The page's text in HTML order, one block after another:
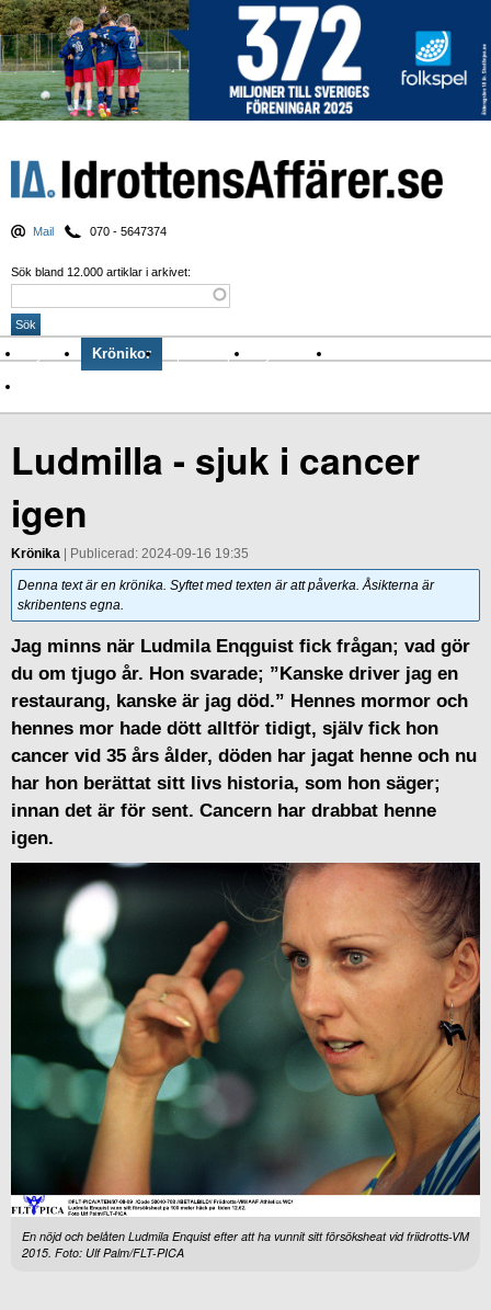
Mail 070 - 5647374
Sök bland 12.000 artiklar i arkivet:
Nyheter Krönikor Sport & spel Nyhetsbrev
Ludmilla - sjuk i cancer
igen
Krönika | Publicerad: 2024-09-16 19:35
Denna text är en krönika. Syftet med texten är att påverka. Åsikterna är
skribentens egna.
Jag minns när Ludmila Enqguist fick frågan; vad gör
du om tjugo år. Hon svarade; ”Kanske driver jag en
restaurang, kanske är jag död.” Hennes mormor och
hennes mor hade dött alltför tidigt, själv fick hon
cancer vid 35 års ålder, döden har jagat henne och nu
har hon berättat sitt livs historia, som hon säger;
innan det är för sent. Cancern har drabbat henne
igen.
En nöjd och belåten Ludmila Enquist efter att ha vunnit sitt försöksheat vid friidrotts-VM
2015. Foto: Ulf Palm/FLT-PICA